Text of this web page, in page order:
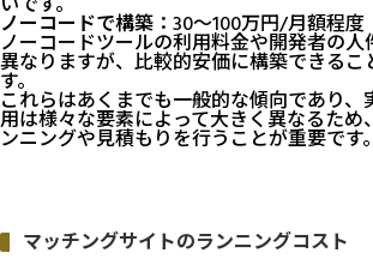
ノーコードで構築 ：30〜100万円/月額程度
ノーコードツールの利用料金や開発者の人
異なりますが、比較的安価に構築できるこ
す。
これらはあくまでも一般的な傾向であり、
用は様々な要素によって大きく異なるため
ンニングや見積もりを行うことが重要です。
マッチングサイトのランニングコスト